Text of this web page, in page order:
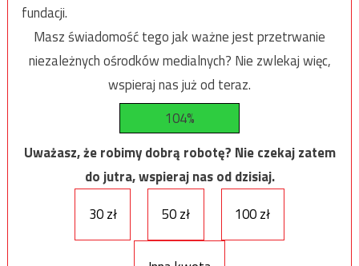
fundacji.
Masz świadomość tego jak ważne jest przetrwanie
niezależnych ośrodków medialnych? Nie zwlekaj więc,
wspieraj nas już od teraz.
104%
Uważasz, że robimy dobrą robotę? Nie czekaj zatem
do jutra, wspieraj nas od dzisiaj.
30 zł
50 zł 100 zł